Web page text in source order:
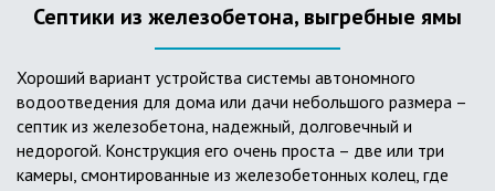
Септики из железобетона, выгребные ямы
Хороший вариант устройства системы автономного
водоотведения для дома или дачи небольшого размера –
септик из железобетона, надежный, долговечный и
недорогой. Конструкция его очень проста – две или три
камеры, смонтированные из железобетонных колец, где